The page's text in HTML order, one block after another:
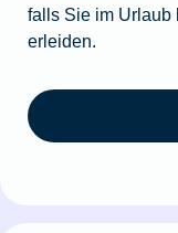
falls Sie im Urlaub
erleiden.